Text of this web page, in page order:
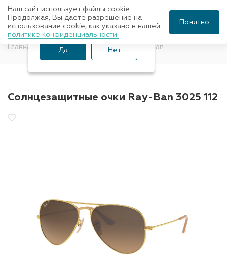
Главная Солнцезащитные очки Ray-Ban
Солнцезащитные очки Ray-Ban 3025 112
Ваш город Санкт-
Петербург?
Да Нет
Наш сайт использует файлы cookie.
Продолжая, Вы даете разрешение на
использование cookie, как указано в нашей
политике конфиденциальности.
Понятно